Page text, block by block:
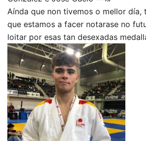
Aínda que non tivemos o mellor
que estamos a facer notarase no
loitar por esas tan desexadas